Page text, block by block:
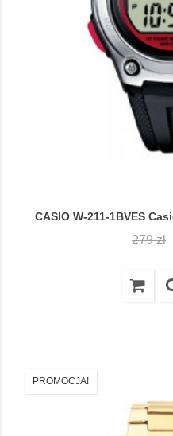
CASIO W-211-1BVES
Cena
279 zł
PROMOCJA!